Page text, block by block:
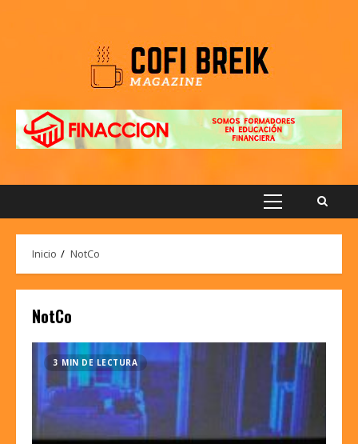
Menú
Inicio NotCo
NotCo
3 MIN DE LECTURA